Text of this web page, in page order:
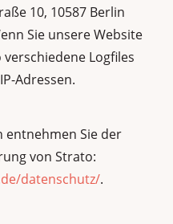
10, 10587 Berlin
Sie unsere Website
Logfiles
Adressen.
Sie der
von Strato:
datenschutz/.